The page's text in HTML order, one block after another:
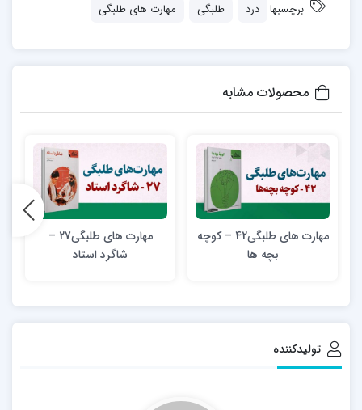
برچسبها درد طلبگی مهارت های طلبگی
محصولات مشابه
مهارت های طلبگی42 – کوچه
بچه ها
مهارت های طلبگی27 –
شاگرد استاد
تولیدکننده